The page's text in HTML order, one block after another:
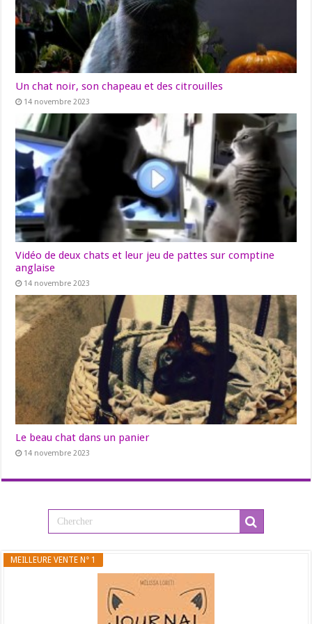
Un chat noir, son chapeau et des citrouilles
14 novembre 2023
Vidéo de deux chats et leur jeu de pattes sur comptine
anglaise
14 novembre 2023
Le beau chat dans un panier
14 novembre 2023
MEILLEURE VENTE N° 1